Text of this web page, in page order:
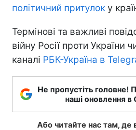
політичний притулок у
Термінові та важливі
війну Росії проти України
каналі РБК-Україна в
Не пропустіть головне!
наші оновлення в
Або читайте нас там, де